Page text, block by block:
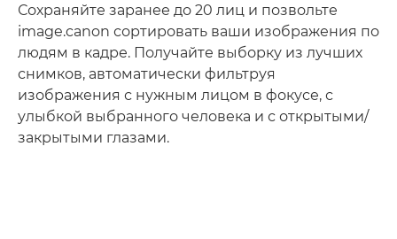
Сохраняйте заранее до 20 лиц и позвольте
image.canon сортировать ваши изображения по
людям в кадре. Получайте выборку из лучших
снимков, автоматически фильтруя
изображения с нужным лицом в фокусе, с
улыбкой выбранного человека и с открытыми/
закрытыми глазами.